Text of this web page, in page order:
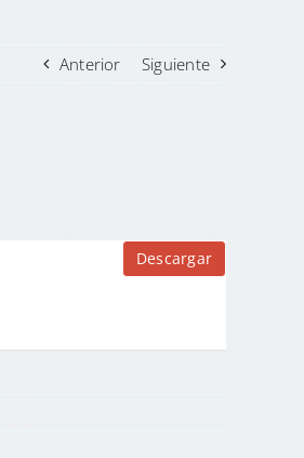
Anterior Siguiente
Descargar